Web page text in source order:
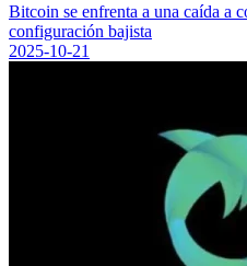
Bitcoin se enfrenta a una caída a
configuración bajista
2025-10-21